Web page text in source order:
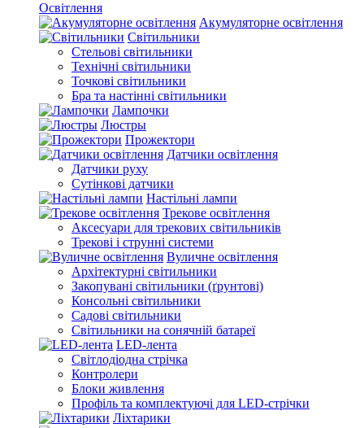
Освітлення
Акумуляторне освітлення
Світильники
Стельові світильники
Технічні світильники
Точкові світильники
Бра та настінні світильники
Лампочки
Люстры
Прожектори
Датчики освітлення
Датчики руху
Сутінкові датчики
Настільні лампи
Трекове освітлення
Аксесуари для трекових світильників
Трекові і струнні системи
Вуличне освітлення
Архітектурні світильники
Закопувані світильники (ґрунтові)
Консольні світильники
Садові світильники
Світильники на сонячній батареї
LED-лента
Світлодіодна стрічка
Контролери
Блоки живлення
Профіль та комплектуючі для LED-стрічки
Ліхтарики